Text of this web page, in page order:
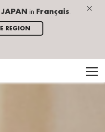
×
JAPAN in Français.
REGION